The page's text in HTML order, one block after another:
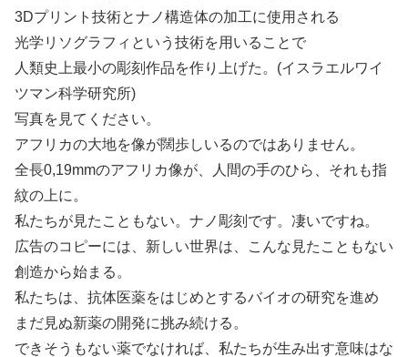
3Dプリント技術とナノ構造体の加工に使用される
光学リソグラフィという技術を用いることで
人類史上最小の彫刻作品を作り上げた。(イスラエルワイ
ツマン科学研究所)
写真を見てください。
アフリカの大地を像が闊歩しいるのではありません。
全長0,19mmのアフリカ像が、人間の手のひら、それも指
紋の上に。
私たちが見たこともない。ナノ彫刻です。凄いですね。
広告のコピーには、新しい世界は、こんな見たこともない
創造から始まる。
私たちは、抗体医薬をはじめとするバイオの研究を進め
まだ見ぬ新薬の開発に挑み続ける。
できそうもない薬でなければ、私たちが生み出す意味はな